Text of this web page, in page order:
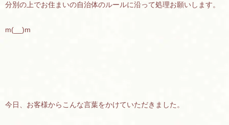
分別の上でお住まいの自治体のルールに沿って処理お願いします。
m(__)m
今日、お客様からこんな言葉をかけていただきました。